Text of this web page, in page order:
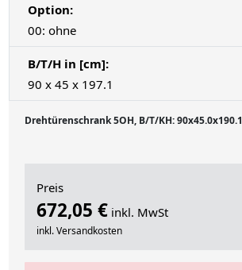
Option:
00: ohne
B/T/H in [cm]:
90 x 45 x 197.1
Drehtürenschrank 5OH, B/T/KH: 90x45.0x190.1
Preis
672,05 € inkl. MwSt
inkl. Versandkosten